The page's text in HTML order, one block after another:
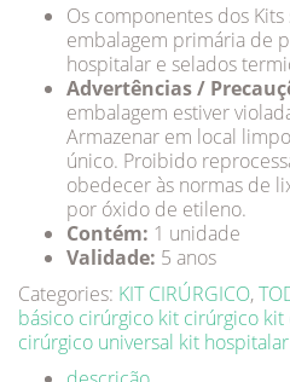
Os componentes dos
embalagem primária de
hospitalar e selados
Advertências /
embalagem estiver
Armazenar em local
único. Proibido
obedecer às normas de
por óxido de etileno.
Contém: 1 unidade
Validade: 5 anos
Categories: KIT CIRÚRGICO,
básico cirúrgico kit cirúrgico kit
cirúrgico universal kit hospitalar